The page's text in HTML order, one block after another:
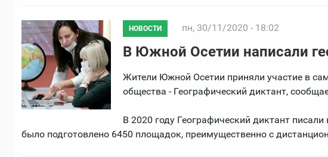
НОВОСТИ пн, 30/11/2020 - 18:02
В Южной Осетии написали
Жители Южной Осетии приняли участие в
общества - Географический диктант,
В 2020 году Географический диктант
было подготовлено 6450 площадок, преимущественно с